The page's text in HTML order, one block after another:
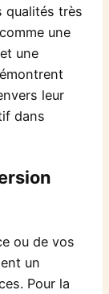
qualités très
une
une
leur
dans
ou de vos
un
Pour la